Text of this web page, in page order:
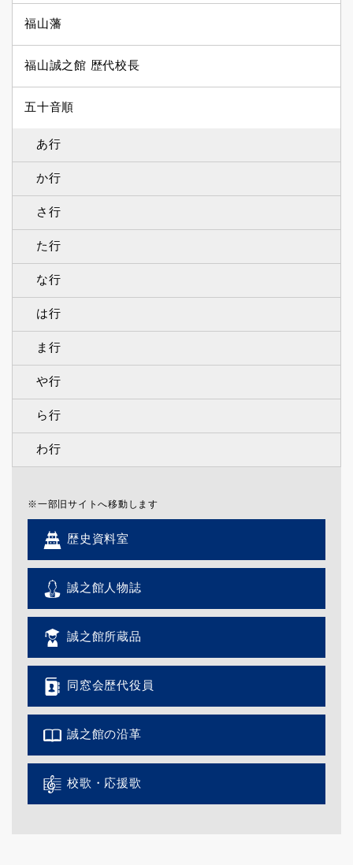
福山藩
福山誠之館 歴代校長
五十音順
あ行
か行
さ行
た行
な行
は行
ま行
や行
ら行
わ行
※一部旧サイトへ移動します
歴史資料室
誠之館人物誌
誠之館所蔵品
同窓会歴代役員
誠之館の沿革
校歌・応援歌